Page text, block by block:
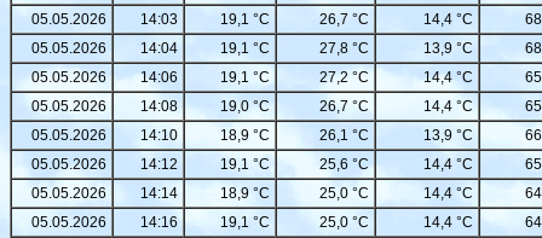
05.05.2026
14:03 19,1 °C 26,7 °C 14,4 °C
05.05.2026
14:04 19,1 °C 27,8 °C 13,9 °C
05.05.2026
14:06 19,1 °C 27,2 °C 14,4 °C
05.05.2026
14:08 19,0 °C 26,7 °C 14,4 °C
05.05.2026
14:10 18,9 °C 26,1 °C 13,9 °C
05.05.2026
14:12 19,1 °C 25,6 °C 14,4 °C
05.05.2026
14:14 18,9 °C 25,0 °C 14,4 °C
05.05.2026
14:16 19,1 °C 25,0 °C 14,4 °C